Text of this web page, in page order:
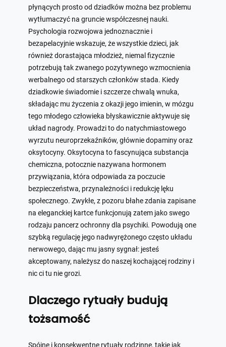
płynących prosto od dziadków można bez problemu
wytłumaczyć na gruncie współczesnej nauki.
Psychologia rozwojowa jednoznacznie i
bezapelacyjnie wskazuje, że wszystkie dzieci, jak
również dorastająca młodzież, niemal fizycznie
potrzebują tak zwanego pozytywnego wzmocnienia
werbalnego od starszych członków stada. Kiedy
dziadkowie świadomie i szczerze chwalą wnuka,
składając mu życzenia z okazji jego imienin, w mózgu
tego młodego człowieka błyskawicznie aktywuje się
układ nagrody. Prowadzi to do natychmiastowego
wyrzutu neuroprzekaźników, głównie dopaminy oraz
oksytocyny. Oksytocyna to fascynująca substancja
chemiczna, potocznie nazywana hormonem
przywiązania, która odpowiada za poczucie
bezpieczeństwa, przynależności i redukcję lęku
społecznego. Zwykłe, z pozoru błahe zdania zapisane
na eleganckiej kartce funkcjonują zatem jako swego
rodzaju pancerz ochronny dla psychiki. Powodują one
szybką regulację jego nadwyrężonego często układu
nerwowego, dając mu jasny sygnał: jesteś
akceptowany, należysz do naszej kochającej rodziny i
nic ci tu nie grozi.
Dlaczego rytuały budują
tożsamość
Spójne i konsekwentne rytuały rodzinne, takie jak